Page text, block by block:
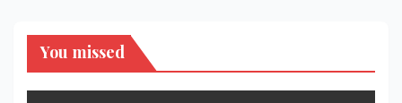
You missed